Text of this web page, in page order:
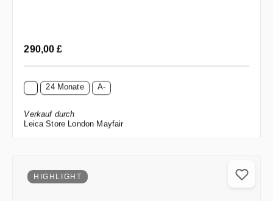
Regulärer Preis:
290,00 £
24 Monate A-
Verkauf durch
Leica Store London Mayfair
HIGHLIGHT